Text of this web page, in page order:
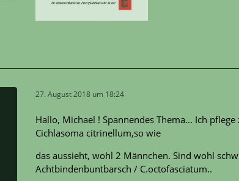
27. August 2018 um 18:24
Hallo, Michael ! Spannendes Thema... Ich
Cichlasoma citrinellum,so wie
das aussieht, wohl 2 Männchen. Sind wohl
Achtbindenbuntbarsch / C.octofasciatum..